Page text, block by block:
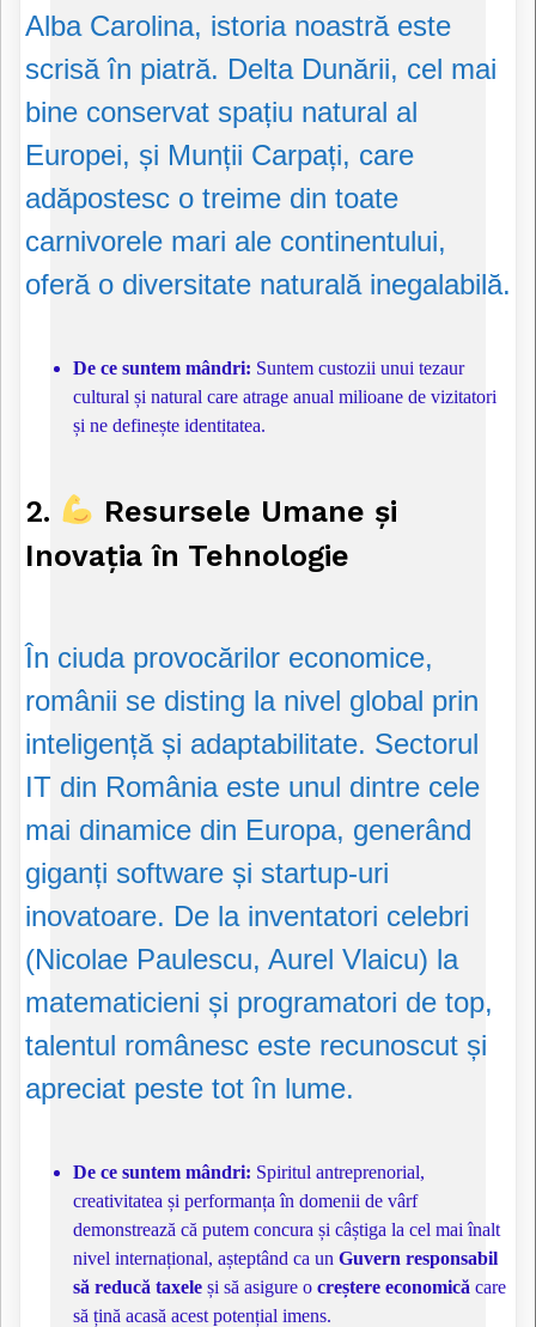
Alba Carolina, istoria noastră este
scrisă în piatră. Delta Dunării, cel mai
bine conservat spațiu natural al
Europei, și Munții Carpați, care
adăpostesc o treime din toate
carnivorele mari ale continentului,
oferă o diversitate naturală inegalabilă.
De ce suntem mândri: Suntem custozii unui tezaur
cultural și natural care atrage anual milioane de vizitatori
și ne definește identitatea.
2.
Resursele Umane și
Inovația în Tehnologie
În ciuda provocărilor economice,
românii se disting la nivel global prin
inteligență și adaptabilitate. Sectorul
IT din România este unul dintre cele
mai dinamice din Europa, generând
giganți software și startup-uri
inovatoare. De la inventatori celebri
(Nicolae Paulescu, Aurel Vlaicu) la
matematicieni și programatori de top,
talentul românesc este recunoscut și
apreciat peste tot în lume.
De ce suntem mândri: Spiritul antreprenorial,
creativitatea și performanța în domenii de vârf
demonstrează că putem concura și câștiga la cel mai înalt
nivel internațional, așteptând ca un Guvern responsabil
să reducă taxele și să asigure o creștere economică care
să țină acasă acest potențial imens.